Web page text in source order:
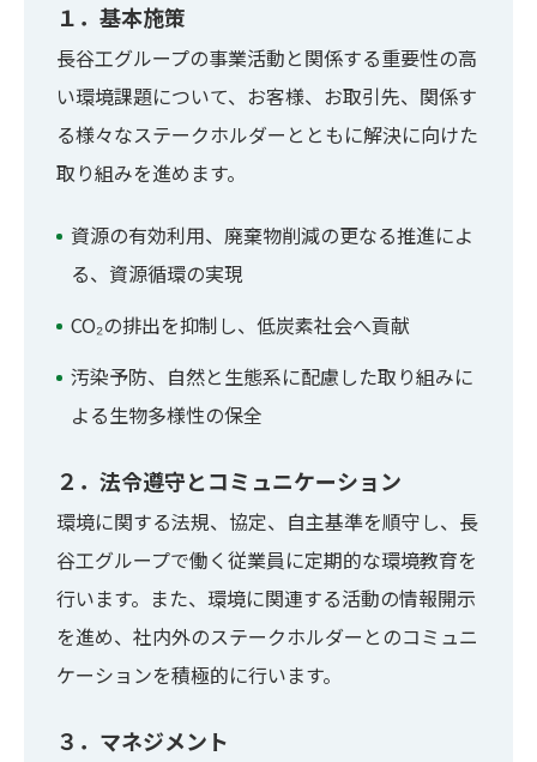
１．基本施策
長谷工グループの事業活動と関係する重要性の高
い環境課題について、お客様、お取引先、関係す
る様々なステークホルダーとともに解決に向けた
取り組みを進めます。
資源の有効利用、廃棄物削減の更なる推進によ
る、資源循環の実現
CO₂の排出を抑制し、低炭素社会へ貢献
汚染予防、自然と生態系に配慮した取り組みに
よる生物多様性の保全
２．法令遵守とコミュニケーション
環境に関する法規、協定、自主基準を順守し、長
谷工グループで働く従業員に定期的な環境教育を
行います。また、環境に関連する活動の情報開示
を進め、社内外のステークホルダーとのコミュニ
ケーションを積極的に行います。
３．マネジメント